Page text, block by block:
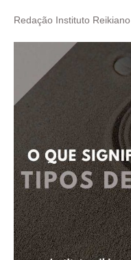
Redação Instituto Reikiano